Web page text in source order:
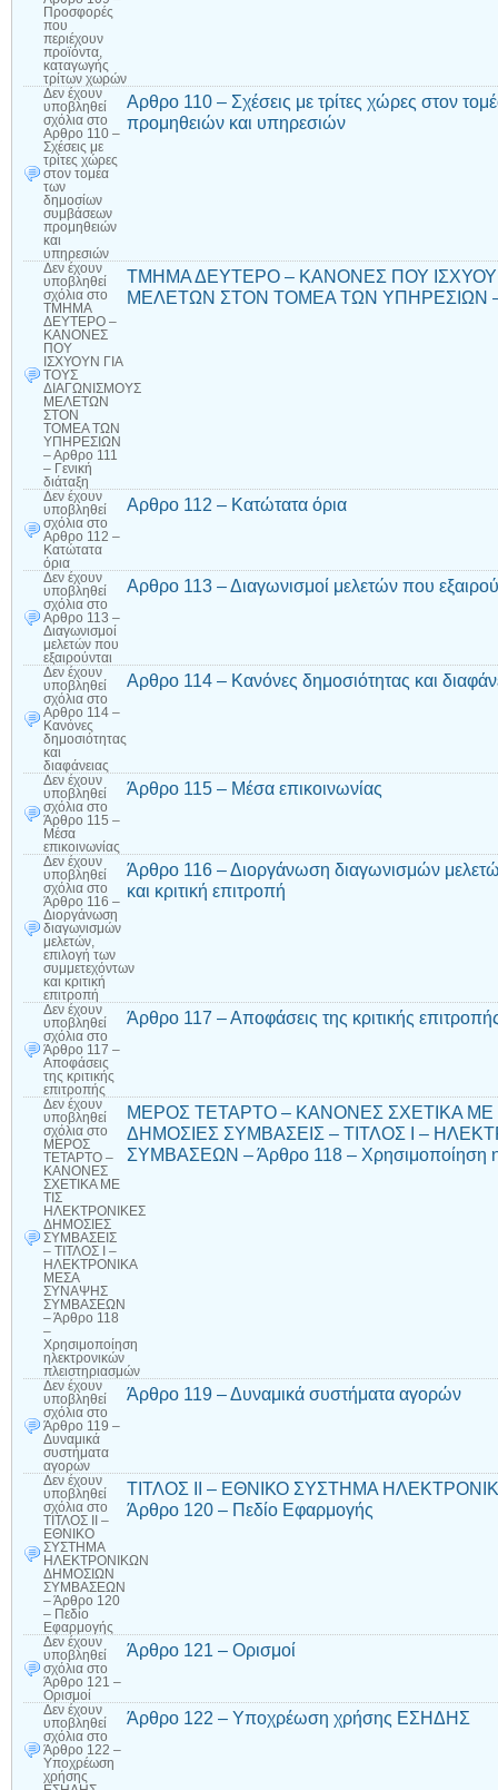
Προσφορές
που
περιέχουν
προϊόντα,
καταγωγής
τρίτων χωρών
Δεν έχουν
υποβληθεί
σχόλια στο
Αρθρο 110 –
Σχέσεις με
τρίτες χώρες
στον τομέα
των
δημοσίων
συμβάσεων
προμηθειών
και
υπηρεσιών
Αρθρο 110 – Σχέσεις με τρίτες χώρες στον
προμηθειών και υπηρεσιών
Δεν έχουν
υποβληθεί
σχόλια στο
ΤΜΗΜΑ
ΔΕΥΤΕΡΟ –
ΚΑΝΟΝΕΣ
ΠΟΥ
ΙΣΧΥΟΥΝ ΓΙΑ
ΤΟΥΣ
ΔΙΑΓΩΝΙΣΜΟΥΣ
ΜΕΛΕΤΩΝ
ΣΤΟΝ
ΤΟΜΕΑ ΤΩΝ
ΥΠΗΡΕΣΙΩΝ
– Αρθρο 111
– Γενική
διάταξη
ΤΜΗΜΑ ΔΕΥΤΕΡΟ – ΚΑΝΟΝΕΣ ΠΟΥ
ΜΕΛΕΤΩΝ ΣΤΟΝ ΤΟΜΕΑ ΤΩΝ ΥΠΗΡΕΣΙΩΝ –
Δεν έχουν
υποβληθεί
σχόλια στο
Αρθρο 112 –
Κατώτατα
όρια
Αρθρο 112 – Κατώτατα όρια
Δεν έχουν
υποβληθεί
σχόλια στο
Αρθρο 113 –
Διαγωνισμοί
μελετών που
εξαιρούνται
Αρθρο 113 – Διαγωνισμοί μελετών που
Δεν έχουν
υποβληθεί
σχόλια στο
Αρθρο 114 –
Κανόνες
δημοσιότητας
και
διαφάνειας
Αρθρο 114 – Κανόνες δημοσιότητας και
Δεν έχουν
υποβληθεί
σχόλια στο
Άρθρο 115 –
Μέσα
επικοινωνίας
Άρθρο 115 – Μέσα επικοινωνίας
Δεν έχουν
υποβληθεί
σχόλια στο
Άρθρο 116 –
Διοργάνωση
διαγωνισμών
μελετών,
επιλογή των
συμμετεχόντων
και κριτική
επιτροπή
Άρθρο 116 – Διοργάνωση διαγωνισμών
και κριτική επιτροπή
Δεν έχουν
υποβληθεί
σχόλια στο
Άρθρο 117 –
Αποφάσεις
της κριτικής
επιτροπής
Άρθρο 117 – Αποφάσεις της κριτικής
Δεν έχουν
υποβληθεί
σχόλια στο
ΜΕΡΟΣ
ΤΕΤΑΡΤΟ –
ΚΑΝΟΝΕΣ
ΣΧΕΤΙΚΑ ΜΕ
ΤΙΣ
ΗΛΕΚΤΡΟΝΙΚΕΣ
ΔΗΜΟΣΙΕΣ
ΣΥΜΒΑΣΕΙΣ
– ΤΙΤΛΟΣ Ι –
ΗΛΕΚΤΡΟΝΙΚΑ
ΜΕΣΑ
ΣΥΝΑΨΗΣ
ΣΥΜΒΑΣΕΩΝ
– Άρθρο 118
–
Χρησιμοποίηση
ηλεκτρονικών
πλειστηριασμών
ΜΕΡΟΣ ΤΕΤΑΡΤΟ – ΚΑΝΟΝΕΣ ΣΧΕΤΙΚΑ ΜΕ
ΔΗΜΟΣΙΕΣ ΣΥΜΒΑΣΕΙΣ – ΤΙΤΛΟΣ Ι –
ΣΥΜΒΑΣΕΩΝ – Άρθρο 118 – Χρησιμοποίηση
Δεν έχουν
υποβληθεί
σχόλια στο
Άρθρο 119 –
Δυναμικά
συστήματα
αγορών
Άρθρο 119 – Δυναμικά συστήματα αγορών
Δεν έχουν
υποβληθεί
σχόλια στο
ΤΙΤΛΟΣ II –
ΕΘΝΙΚΟ
ΣΥΣΤΗΜΑ
ΗΛΕΚΤΡΟΝΙΚΩΝ
ΔΗΜΟΣΙΩΝ
ΣΥΜΒΑΣΕΩΝ
– Άρθρο 120
– Πεδίο
Εφαρμογής
ΤΙΤΛΟΣ II – ΕΘΝΙΚΟ ΣΥΣΤΗΜΑ
Άρθρο 120 – Πεδίο Εφαρμογής
Δεν έχουν
υποβληθεί
σχόλια στο
Άρθρο 121 –
Ορισμοί
Άρθρο 121 – Ορισμοί
Δεν έχουν
υποβληθεί
σχόλια στο
Άρθρο 122 –
Υποχρέωση
χρήσης
Άρθρο 122 – Υποχρέωση χρήσης ΕΣΗΔΗΣ